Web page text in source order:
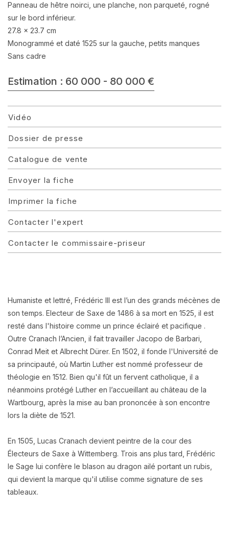
Panneau de hêtre noirci, une planche, non parqueté, rogné
sur le bord inférieur.
27.8 x 23.7 cm
Monogrammé et daté 1525 sur la gauche, petits manques
Sans cadre
Estimation : 60 000 - 80 000 €
Vidéo
Dossier de presse
Catalogue de vente
Envoyer la fiche
Imprimer la fiche
Contacter l'expert
Contacter le commissaire-priseur
Humaniste et lettré, Frédéric III est l’un des grands mécènes de
son temps. Electeur de Saxe de 1486 à sa mort en 1525, il est
resté dans l'histoire comme un prince éclairé et pacifique .
Outre Cranach l’Ancien, il fait travailler Jacopo de Barbari,
Conrad Meit et Albrecht Dürer. En 1502, il fonde l'Université de
sa principauté, où Martin Luther est nommé professeur de
théologie en 1512. Bien qu'il fût un fervent catholique, il a
néanmoins protégé Luther en l’accueillant au château de la
Wartbourg, après la mise au ban prononcée à son encontre
lors la diète de 1521.
En 1505, Lucas Cranach devient peintre de la cour des
Électeurs de Saxe à Wittemberg. Trois ans plus tard, Frédéric
le Sage lui confère le blason au dragon ailé portant un rubis,
qui devient la marque qu'il utilise comme signature de ses
tableaux.